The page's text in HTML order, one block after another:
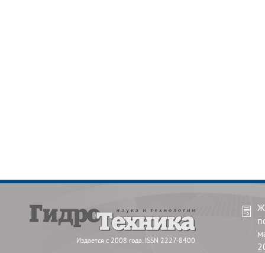
Издается с 2008 года. ISSN 2227-8400